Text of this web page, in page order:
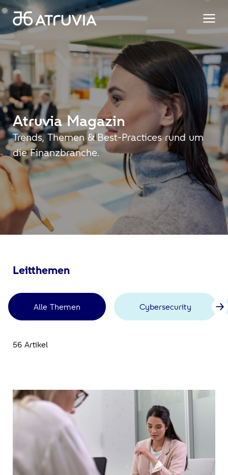
AtruviaMagazin
Trends, Themen & Best-Practices rund um
die Finanzbranche.
Leitthemen
Alle Themen Cybersecurity
56 Artikel